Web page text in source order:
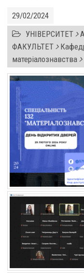
29/02/2024
УНІВЕРСИТЕТ
ФАКУЛЬТЕТ
матеріалознавства